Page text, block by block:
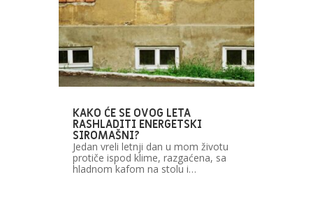
KAKO ĆE SE OVOG LETA
RASHLADITI ENERGETSKI
SIROMAŠNI?
Jedan vreli letnji dan u mom životu
protiče ispod klime, razgaćena, sa
hladnom kafom na stolu i…